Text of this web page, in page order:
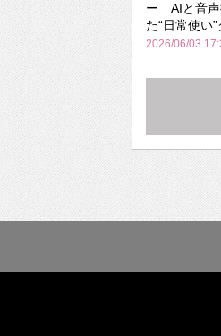
ー AIと音声
た“日常使い
2026/06/03